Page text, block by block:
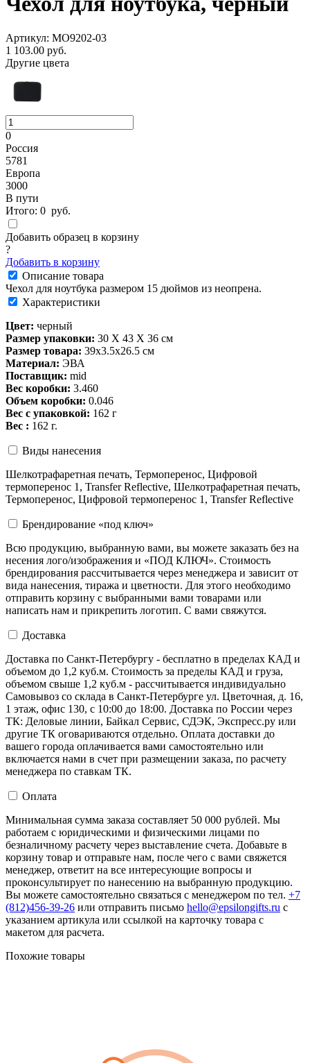
Артикул: MO9202-03
1 103.00 руб.
Другие цвета
0
Россия
5781
Европа
3000
В пути
Итого: 0 руб.
Добавить образец в корзину
?
Добавить в корзину
Описание товара
Чехол для ноутбука размером 15 дюймов из неопрена.
Характеристики
Цвет: черный
Размер упаковки: 30 X 43 X 36 см
Размер товара: 39x3.5x26.5 см
Материал: ЭВА
Поставщик: mid
Вес коробки: 3.460
Объем коробки: 0.046
Вес с упаковкой: 162 г
Вес : 162 г.
Виды нанесения
Шелкотрафаретная печать, Термоперенос, Цифровой
термоперенос 1, Transfer Reflective, Шелкотрафаретная печать,
Термоперенос, Цифровой термоперенос 1, Transfer Reflective
Брендирование «под ключ»
Всю продукцию, выбранную вами, вы можете заказать без на
несения лого/изображения и «ПОД КЛЮЧ». Стоимость
брендирования рассчитывается через менеджера и зависит от
вида нанесения, тиража и цветности. Для этого необходимо
отправить корзину с выбранными вами товарами или
написать нам и прикрепить логотип. С вами свяжутся.
Доставка
Доставка по Санкт-Петербургу - бесплатно в пределах КАД и
объемом до 1,2 куб.м. Стоимость за пределы КАД и груза,
объемом свыше 1,2 куб.м - рассчитывается индивидуально
Самовывоз со склада в Санкт-Петербурге ул. Цветочная, д. 16,
1 этаж, офис 130, с 10:00 до 18:00. Доставка по России через
ТК: Деловые линии, Байкал Сервис, СДЭК, Экспресс.ру или
другие ТК оговариваются отдельно. Оплата доставки до
вашего города оплачивается вами самостоятельно или
включается нами в счет при размещении заказа, по расчету
менеджера по ставкам ТК.
Оплата
Минимальная сумма заказа составляет 50 000 рублей. Мы
работаем с юридическими и физическими лицами по
безналичному расчету через выставление счета. Добавьте в
корзину товар и отправьте нам, после чего с вами свяжется
менеджер, ответит на все интересующие вопросы и
проконсультирует по нанесению на выбранную продукцию.
Вы можете самостоятельно связаться с менеджером по тел. +7
(812)456-39-26 или отправить письмо hello@epsilongifts.ru с
указанием артикула или ссылкой на карточку товара с
макетом для расчета.
Похожие товары